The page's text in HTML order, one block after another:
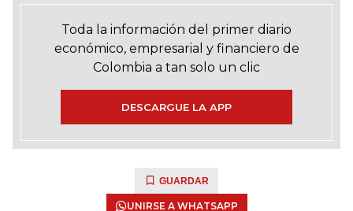
Toda la información del primer diario
económico, empresarial y financiero de
Colombia a tan solo un clic
DESCARGUE LA APP
GUARDAR
UNIRSE A WHATSAPP